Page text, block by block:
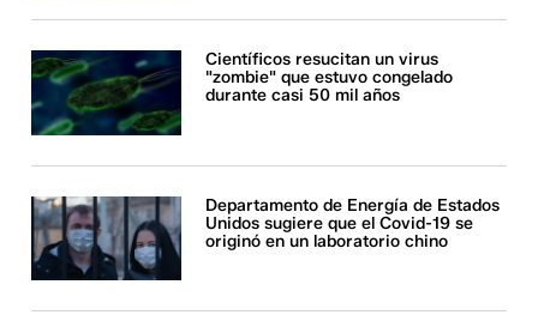
Científicos resucitan un virus
"zombie" que estuvo congelado
durante casi 50 mil años
Departamento de Energía de Estados
Unidos sugiere que el Covid-19 se
originó en un laboratorio chino